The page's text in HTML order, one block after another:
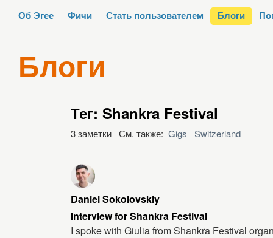
Об Эгее Фичи Стать пользователем Блоги
Блоги
Тег: Shankra Festival
3 заметки См. также: Gigs Switzerland
Daniel Sokolovskiy
Interview for Shankra Festival
I spoke with Giulia from Shankra Festival